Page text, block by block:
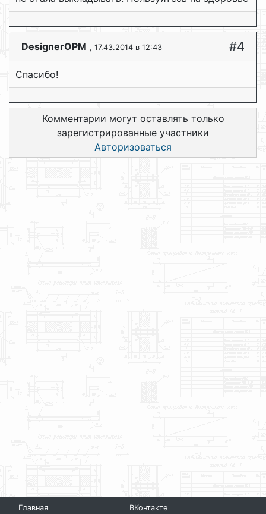
DesignerOPM , 17.43.2014 в 12:43 #4
Спасибо!
Комментарии могут оставлять только
зарегистрированные участники
Авторизоваться
Главная ВКонтакте